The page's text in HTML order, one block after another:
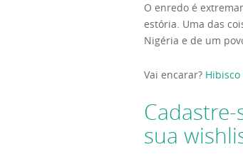
O enredo é
estória. Uma das
Nigéria e de um
Vai encarar? Hibisco
sua